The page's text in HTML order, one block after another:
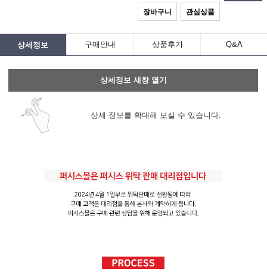
장바구니 관심상품
상세정보 구매안내 상품후기 Q&A
상세정보 새창 열기
상세 정보를 확대해 보실 수 있습니다.